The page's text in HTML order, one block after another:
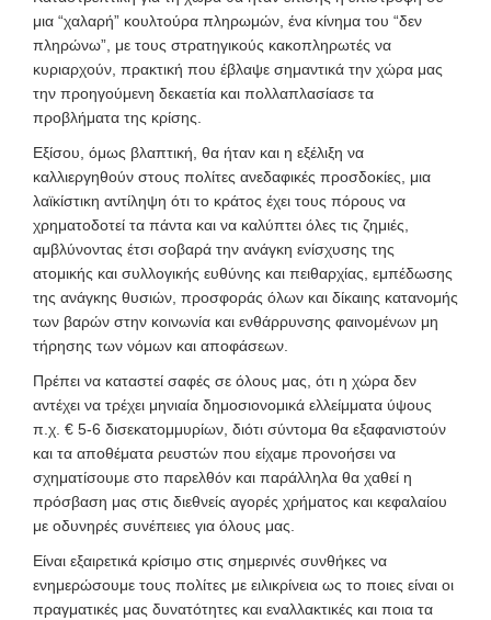
μια “χαλαρή” κουλτούρα πληρωμών, ένα κίνημα του “δεν
πληρώνω”, με τους στρατηγικούς κακοπληρωτές να
κυριαρχούν, πρακτική που έβλαψε σημαντικά την χώρα μας
την προηγούμενη δεκαετία και πολλαπλασίασε τα
προβλήματα της κρίσης.
Εξίσου, όμως βλαπτική, θα ήταν και η εξέλιξη να
καλλιεργηθούν στους πολίτες ανεδαφικές προσδοκίες, μια
λαϊκίστικη αντίληψη ότι το κράτος έχει τους πόρους να
χρηματοδοτεί τα πάντα και να καλύπτει όλες τις ζημιές,
αμβλύνοντας έτσι σοβαρά την ανάγκη ενίσχυσης της
ατομικής και συλλογικής ευθύνης και πειθαρχίας, εμπέδωσης
της ανάγκης θυσιών, προσφοράς όλων και δίκαιης κατανομής
των βαρών στην κοινωνία και ενθάρρυνσης φαινομένων μη
τήρησης των νόμων και αποφάσεων.
Πρέπει να καταστεί σαφές σε όλους μας, ότι η χώρα δεν
αντέχει να τρέχει μηνιαία δημοσιονομικά ελλείμματα ύψους
π.χ. € 5-6 δισεκατομμυρίων, διότι σύντομα θα εξαφανιστούν
και τα αποθέματα ρευστών που είχαμε προνοήσει να
σχηματίσουμε στο παρελθόν και παράλληλα θα χαθεί η
πρόσβαση μας στις διεθνείς αγορές χρήματος και κεφαλαίου
με οδυνηρές συνέπειες για όλους μας.
Είναι εξαιρετικά κρίσιμο στις σημερινές συνθήκες να
ενημερώσουμε τους πολίτες με ειλικρίνεια ως το ποιες είναι οι
πραγματικές μας δυνατότητες και εναλλακτικές και ποια τα